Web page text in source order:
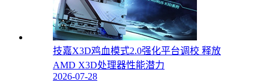
技嘉X3D鸡血模式2.0强化平台调校 释放
AMD X3D处理器性能潜力
2026-07-28